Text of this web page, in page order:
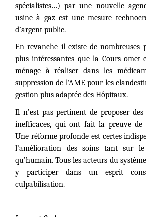
spécialistes…) par une nouvelle
usine à gaz est une mesure
d’argent public.
En revanche il existe de nombreuses
plus intéressantes que la Cours omet
ménage à réaliser dans les
suppression de l’AME pour les
gestion plus adaptée des Hôpitaux.
Il n’est pas pertinent de proposer des
inefficaces, qui ont fait la preuve de
Une réforme profonde est certes
l’amélioration des soins tant sur
qu’humain. Tous les acteurs du
y participer dans un esprit
culpabilisation.